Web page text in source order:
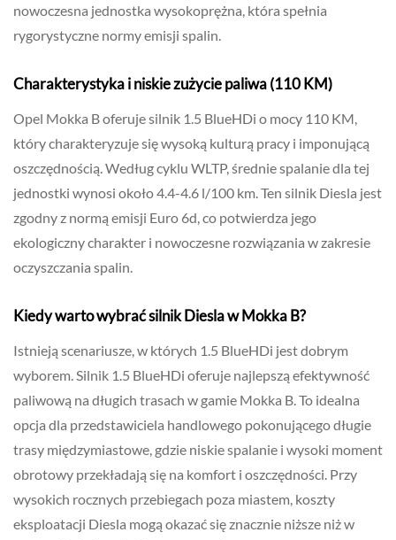
nowoczesna jednostka wysokoprężna, która spełnia
rygorystyczne normy emisji spalin.
Charakterystyka i niskie zużycie paliwa (110 KM)
Opel Mokka B oferuje silnik 1.5 BlueHDi o mocy 110 KM,
który charakteryzuje się wysoką kulturą pracy i imponującą
oszczędnością. Według cyklu WLTP, średnie spalanie dla tej
jednostki wynosi około 4.4-4.6 l/100 km. Ten silnik Diesla jest
zgodny z normą emisji Euro 6d, co potwierdza jego
ekologiczny charakter i nowoczesne rozwiązania w zakresie
oczyszczania spalin.
Kiedy warto wybrać silnik Diesla w Mokka B?
Istnieją scenariusze, w których 1.5 BlueHDi jest dobrym
wyborem. Silnik 1.5 BlueHDi oferuje najlepszą efektywność
paliwową na długich trasach w gamie Mokka B. To idealna
opcja dla przedstawiciela handlowego pokonującego długie
trasy międzymiastowe, gdzie niskie spalanie i wysoki moment
obrotowy przekładają się na komfort i oszczędności. Przy
wysokich rocznych przebiegach poza miastem, koszty
eksploatacji Diesla mogą okazać się znacznie niższe niż w